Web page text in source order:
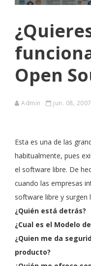
Open
Admin jun. 08, 2007
Esta es una de las
habitualmente, pues
el software libre. De
cuando las empresas
software libre y surgen
¿Quién está detrás?
¿Cual es el Modelo
¿Quien me da
producto?